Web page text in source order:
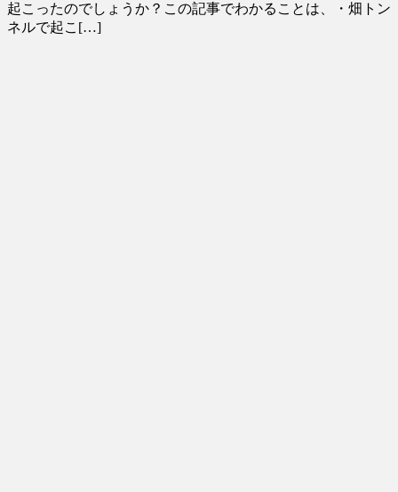
起こったのでしょうか？この記事でわかることは、・畑トン
ネルで起こ[…]